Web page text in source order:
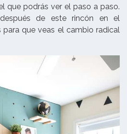
que podrás ver el paso a paso.
de este rincón en el
que veas el cambio radical